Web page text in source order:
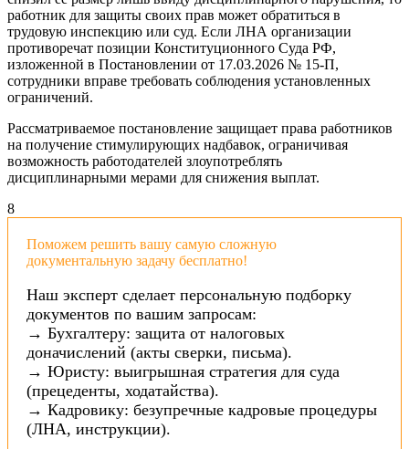
работник для защиты своих прав может обратиться в
трудовую инспекцию или суд. Если ЛНА организации
противоречат позиции Конституционного Суда РФ,
изложенной в Постановлении от 17.03.2026 № 15‑П,
сотрудники вправе требовать соблюдения установленных
ограничений.
Рассматриваемое постановление защищает права работников
на получение стимулирующих надбавок, ограничивая
возможность работодателей злоупотреблять
дисциплинарными мерами для снижения выплат.
8
Поможем решить вашу самую сложную
документальную задачу бесплатно!
Наш эксперт сделает персональную подборку
документов по вашим запросам:
→ Бухгалтеру: защита от налоговых
доначислений (акты сверки, письма).
→ Юристу: выигрышная стратегия для суда
(прецеденты, ходатайства).
→ Кадровику: безупречные кадровые процедуры
(ЛНА, инструкции).